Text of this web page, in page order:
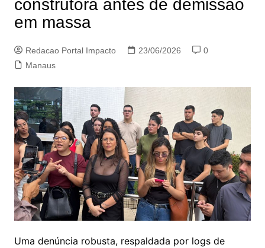
construtora antes de demissão
em massa
Redacao Portal Impacto 23/06/2026
0
Manaus
Uma denúncia robusta, respaldada por logs de